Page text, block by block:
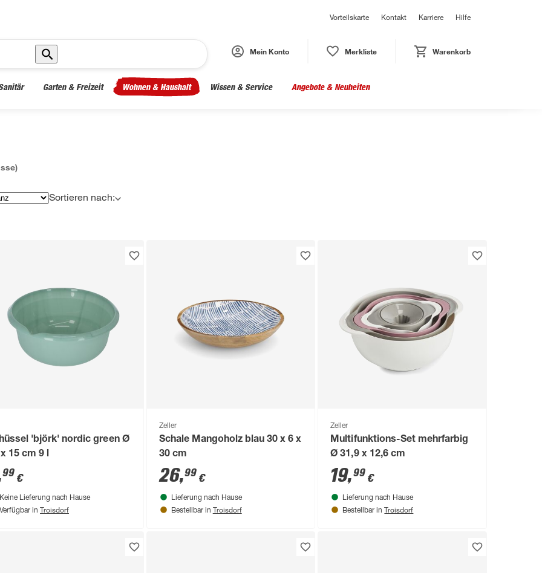
Vorteilskarte Kontakt Karriere Hilfe
Mein Konto Merkliste Warenkorb
Garten & Freizeit Wohnen & Haushalt Wissen & Service Angebote & Neuheiten
Sortieren nach:
'björk' nordic green Ø
15 cm 9 l
99 €
Keine Lieferung nach Hause
Verfügbar in Troisdorf
Zeller
Schale Mangoholz blau 30 x 6 x
30 cm
26,99€
Lieferung nach Hause
Bestellbar in Troisdorf
Zeller
Multifunktions-Set mehrfarbig
Ø 31,9 x 12,6 cm
19,99 €
Lieferung nach Hause
Bestellbar in Troisdorf